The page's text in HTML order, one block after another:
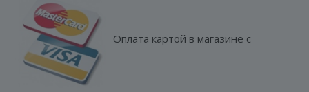
Оплата картой в магазине с
ГЕНЕРАТОР ДУШЕВЫХ КАБИН